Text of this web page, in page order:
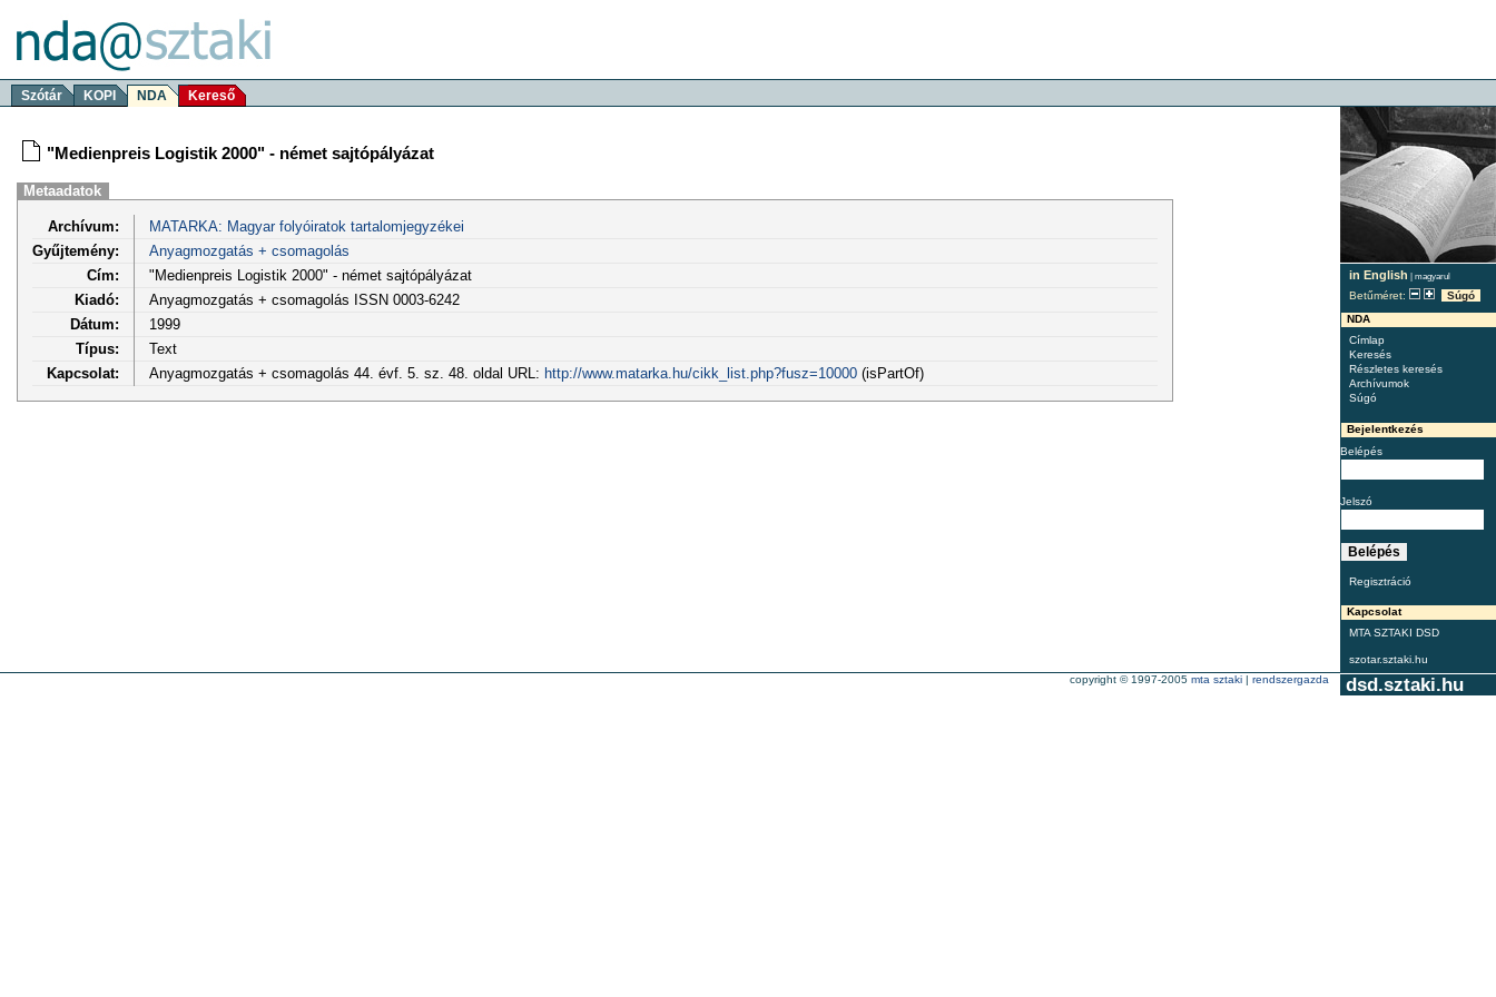
Szótár KOPI NDA Kereső
in English | magyarul
Betűméret:
Súgó
NDA
Címlap
Keresés
Részletes keresés
Archívumok
Súgó
Bejelentkezés
Belépés
Jelszó
Regisztráció
Kapcsolat
MTA SZTAKI DSD
szotar.sztaki.hu
"Medienpreis Logistik 2000" - német sajtópályázat
Metaadatok
Archívum:
MATARKA: Magyar folyóiratok tartalomjegyzékei
Gyűjtemény:
Anyagmozgatás + csomagolás
Cím:
"Medienpreis Logistik 2000" - német sajtópályázat
Kiadó:
Anyagmozgatás + csomagolás ISSN 0003-6242
Dátum:
1999
Típus:
Text
Kapcsolat:
Anyagmozgatás + csomagolás 44. évf. 5. sz. 48. oldal URL: http://www.matarka.hu/cikk_list.php?fusz=10000(isPartOf)
dsd.sztaki.hu
copyright © 1997-2005 mta sztaki | rendszergazda